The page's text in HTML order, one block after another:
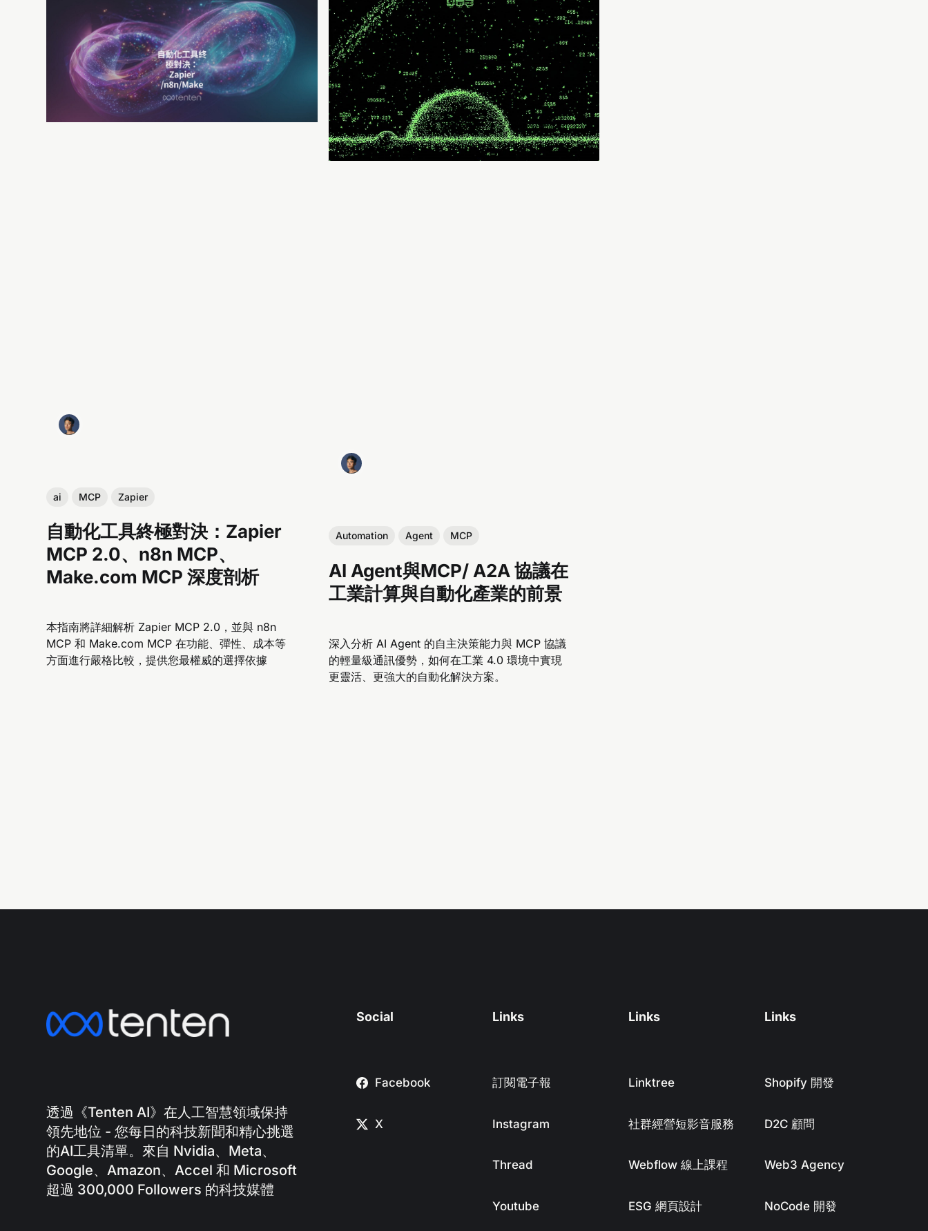
ai MCP Zapier
自動化工具終極對決：Zapier
MCP 2.0、n8n MCP、
Make.com MCP 深度剖析
本指南將詳細解析 Zapier MCP 2.0，並與 n8n
MCP 和 Make.com MCP 在功能、彈性、成本等
方面進行嚴格比較，提供您最權威的選擇依據
Automation Agent MCP
AI Agent與MCP/ A2A 協議在
工業計算與自動化產業的前景
深入分析 AI Agent 的自主決策能力與 MCP 協議
的輕量級通訊優勢，如何在工業 4.0 環境中實現
更靈活、更強大的自動化解決方案。
透過《Tenten AI》在人工智慧領域保持
領先地位 - 您每日的科技新聞和精心挑選
的AI工具清單。來自 Nvidia、Meta、
Google、Amazon、Accel 和 Microsoft
超過 300,000 Followers 的科技媒體
Social
Facebook
X
Links
訂閱電子報
Instagram
Thread
Youtube
Links
Linktree
社群經營短影音服務
Webflow 線上課程
ESG 網頁設計
Links
Shopify 開發
D2C 顧問
Web3 Agency
NoCode 開發